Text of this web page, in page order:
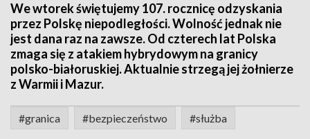
We wtorek świętujemy 107. rocznicę odzyskania
przez Polskę niepodległości. Wolność jednak nie
jest dana raz na zawsze. Od czterech lat Polska
zmaga się z atakiem hybrydowym na granicy
polsko-białoruskiej. Aktualnie strzegą jej żołnierze
z Warmii i Mazur.
#granica #bezpieczeństwo #służba